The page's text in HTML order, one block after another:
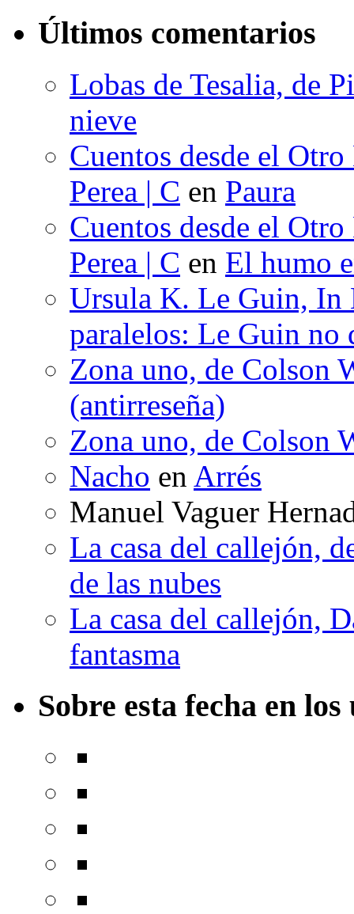
Últimos comentarios
Lobas de Tesalia, de
nieve
Cuentos desde el
Perea | C en Paura
Cuentos desde el
Perea | C en El humo
Ursula K. Le Guin, In
paralelos: Le Guin no
Zona uno, de Colson
(antirreseña)
Zona uno, de Colson
Nacho en Arrés
Manuel Vaguer
La casa del callejón,
de las nubes
La casa del callejón,
fantasma
Sobre esta fecha en